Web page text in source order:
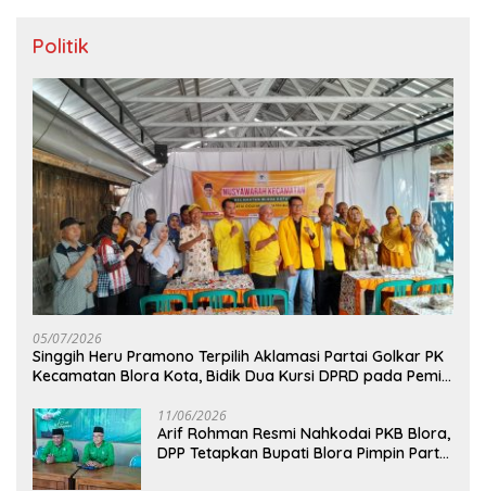
Politik
05/07/2026
Singgih Heru Pramono Terpilih Aklamasi Partai Golkar PK
Kecamatan Blora Kota, Bidik Dua Kursi DPRD pada Pemilu
11/06/2026
Arif Rohman Resmi Nahkodai PKB Blora,
DPP Tetapkan Bupati Blora Pimpin Partai